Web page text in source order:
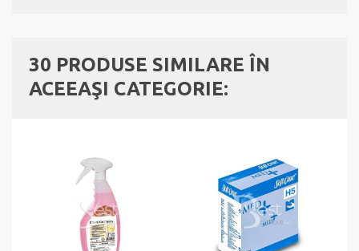
30 PRODUSE SIMILARE ÎN
ACEEAŞI CATEGORIE: